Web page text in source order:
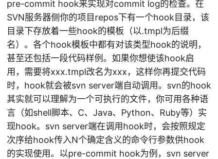
pre-commit hook来实现对commit log的检查。在
SVN服务器侧你的项目repos下有一个hook目录，该
目录下存放着一些hook的模板（以.tmpl为后缀
名）。各个hook模板中都有对该类型hook的说明，
甚至还包括一段代码样例。如果你想使该hook启
用，需要将xxx.tmpl改名为xxx，这样你再提交代码
时，hook就会被svn server端自动调用。svn的hook
其实就可以理解为一个可执行的文件，你可用各种语
言（如shell脚本、C、Java、Python、Ruby等）实
现hook。svn server端在调用hook时，会按照规定
次序给hook传入N个确定含义的命令行参数供hook
的实现使用。以pre-commit hook为例，svn server